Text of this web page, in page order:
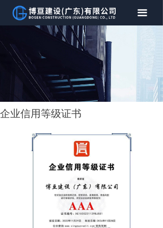
끀
首页
案例展示
行业新闻
企业资质证书
企业信用等级证书